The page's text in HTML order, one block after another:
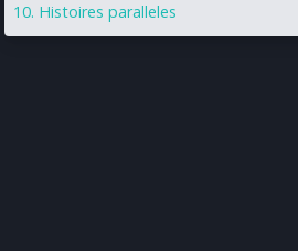
Histoires paralleles